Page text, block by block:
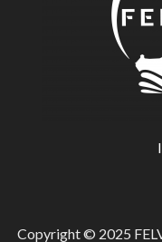
Copyright © 2025